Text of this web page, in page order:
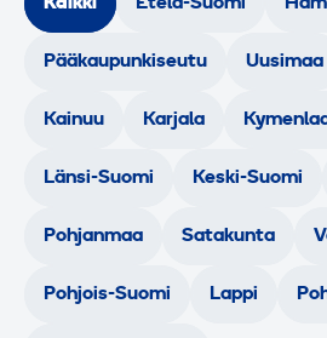
Pääkaupunkiseutu Uusimaa
Kainuu Karjala
Länsi-Suomi Keski-Suomi
Pohjanmaa Satakunta
Pohjois-Suomi Lappi